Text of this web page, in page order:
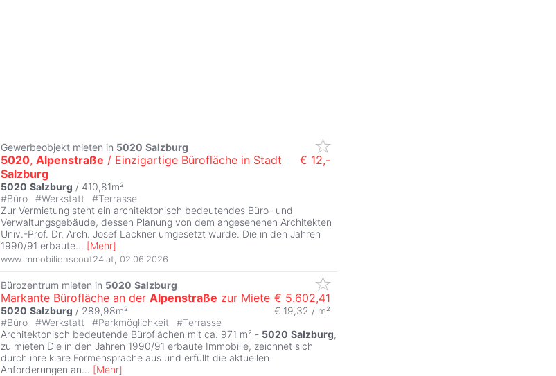
Gewerbeobjekt mieten in 5020 Salzburg
5020, Alpenstraße / Einzigartige Bürofläche in Stadt
Salzburg
€ 12,-
5020 Salzburg / 410,81m²
#Büro #Werkstatt #Terrasse
Zur Vermietung steht ein architektonisch bedeutendes Büro- und
Verwaltungsgebäude, dessen Planung von dem angesehenen Architekten
Univ.-Prof. Dr. Arch. Josef Lackner umgesetzt wurde. Die in den Jahren
1990/91 erbaute... [Mehr]
www.immobilienscout24.at 02.06.2026
Bürozentrum mieten in 5020 Salzburg
Markante Bürofläche an der Alpenstraße zur Miete € 5.602,41
5020 Salzburg / 289,98m²
€ 19,32 / m²
#Büro #Werkstatt #Parkmöglichkeit #Terrasse
Architektonisch bedeutende Büroflächen mit ca. 971 m² - 5020 Salzburg,
zu mieten Die in den Jahren 1990/91 erbaute Immobilie, zeichnet sich
durch ihre klare Formensprache aus und erfüllt die aktuellen
Anforderungen an... [Mehr]